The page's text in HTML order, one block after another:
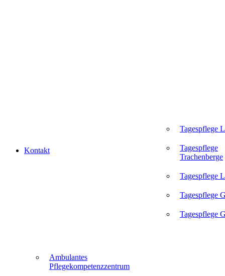
Kontakt
Ambulantes
Pflegekompetenzzentrum
Tagespflege
Tagespflege
Trachenberge
Tagespflege
Tagespflege
Tagespflege